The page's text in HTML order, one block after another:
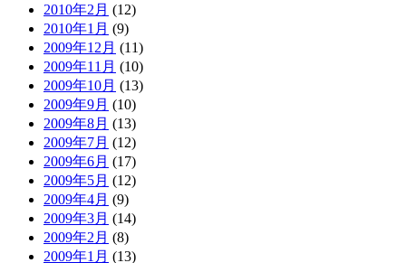
2010年2月 (12)
2010年1月 (9)
2009年12月 (11)
2009年11月 (10)
2009年10月 (13)
2009年9月 (10)
2009年8月 (13)
2009年7月 (12)
2009年6月 (17)
2009年5月 (12)
2009年4月 (9)
2009年3月 (14)
2009年2月 (8)
2009年1月 (13)